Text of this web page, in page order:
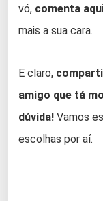
vó, comenta
mais a sua cara.
E claro,
amigo que tá
dúvida! Vamos
escolhas por aí.